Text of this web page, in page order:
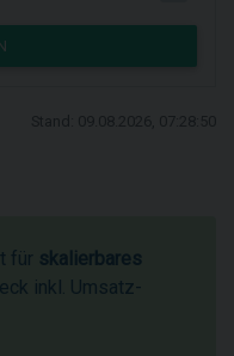
für skalierbares
inkl. Umsatz-